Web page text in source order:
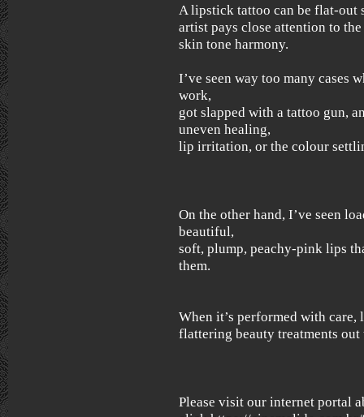
A lipstick tattoo can be flat-out
artist pays close attention to
skin tone harmony.
I’ve seen way too many cases
work,
got slapped with a tattoo gun,
uneven healing,
lip irritation, or the colour
On the other hand, I’ve seen
beautiful,
soft, plump, peachy-pink lips
them.
When it’s performed with
flattering beauty treatments out
Please visit our internet portal